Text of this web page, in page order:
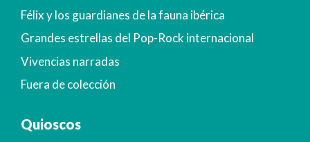
Félix y los guardianes de la fauna ibérica
Grandes estrellas del Pop-Rock internacional
Vivencias narradas
Fuera de colección
Quioscos